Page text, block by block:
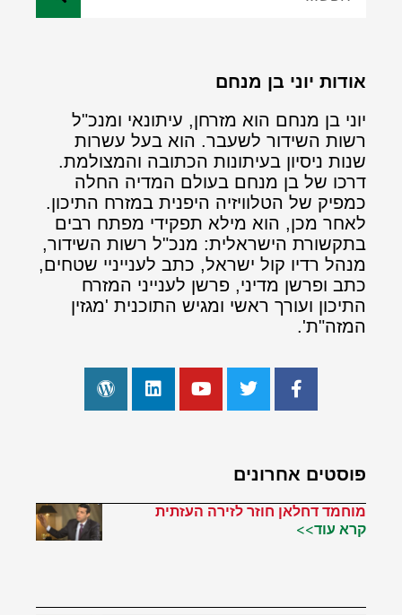
אודות יוני בן מנחם
יוני בן מנחם הוא מזרחן, עיתונאי ומנכ"ל
רשות השידור לשעבר. הוא בעל עשרות
שנות ניסיון בעיתונות הכתובה והמצולמת.
דרכו של בן מנחם בעולם המדיה החלה
כמפיק של הטלוויזיה היפנית במזרח התיכון.
לאחר מכן, הוא מילא תפקידי מפתח רבים
בתקשורת הישראלית: מנכ"ל רשות השידור,
מנהל רדיו קול ישראל, כתב לענייניי שטחים,
כתב ופרשן מדיני, פרשן לענייני המזרח
התיכון ועורך ראשי ומגיש התוכנית 'מגזין
המזה"ת'.
פוסטים אחרונים
מוחמד דחלאן חוזר לזירה העזתית
קרא עוד>>